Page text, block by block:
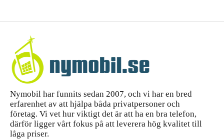
Nymobil har funnits sedan 2007, och vi har en bred
erfarenhet av att hjälpa båda privatpersoner och
företag. Vi vet hur viktigt det är att ha en bra telefon,
därför ligger vårt fokus på att leverera hög kvalitet till
låga priser.